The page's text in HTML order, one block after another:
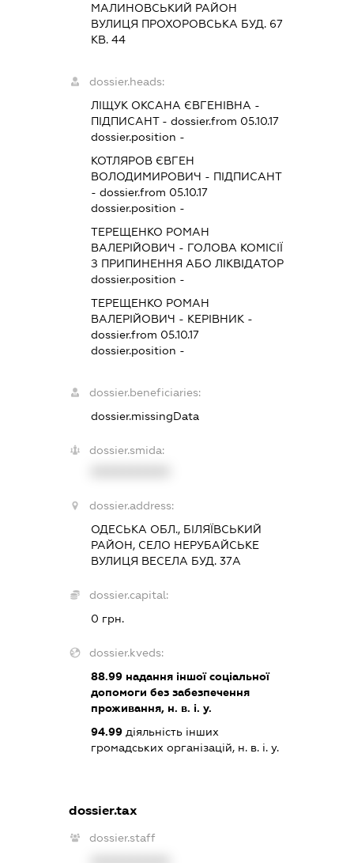
МАЛИНОВСЬКИЙ РАЙОН
ВУЛИЦЯ ПРОХОРОВСЬКА БУД. 67
КВ. 44
dossier.heads:
ЛІЩУК ОКСАНА ЄВГЕНІВНА -
ПІДПИСАНТ- dossier.from 05.10.17
dossier.position -
КОТЛЯРОВ ЄВГЕН
ВОЛОДИМИРОВИЧ - ПІДПИСАНТ
- dossier.from 05.10.17
dossier.position -
ТЕРЕЩЕНКО РОМАН
ВАЛЕРІЙОВИЧ - ГОЛОВА КОМІСІЇ
З ПРИПИНЕННЯ АБО ЛІКВІДАТОР
dossier.position -
ТЕРЕЩЕНКО РОМАН
ВАЛЕРІЙОВИЧ - КЕРІВНИК -
dossier.from 05.10.17
dossier.position -
dossier.beneficiaries:
dossier.missingData
dossier.smida:
dossier.address:
ОДЕСЬКА ОБЛ., БІЛЯЇВСЬКИЙ
РАЙОН, СЕЛО НЕРУБАЙСЬКЕ
ВУЛИЦЯ ВЕСЕЛА БУД. 37А
dossier.capital:
0 грн.
dossier.kveds:
88.99 надання іншої соціальної
допомоги без забезпечення
проживання, н. в. і. у.
94.99 діяльність інших
громадських організацій, н. в. і. у.
dossier.tax
dossier.staff